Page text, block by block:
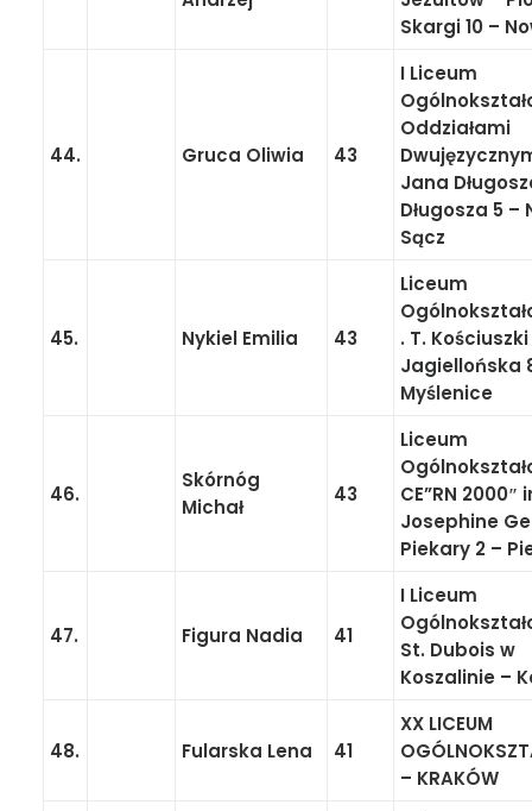
Skargi 10 –
44. Gruca Oliwia 43
I Liceum
Oddziałami
Jana
Długosza 5 –
Sącz
45. Nykiel Emilia 43
Liceum
. T.
Jagiellońska
Myślenice
46.
Skórnóg
Michał
43
Liceum
CE”RN 2000″
Josephine
Piekary 2 –
47. Figura Nadia 41
I Liceum
St. Dubois w
Koszalinie –
48. Fularska Lena 41
XX LICEUM
– KRAKÓW